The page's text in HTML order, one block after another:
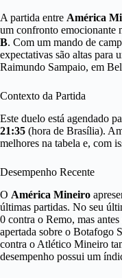
A partida entre América
um confronto emocionante
B. Com um mando de
expectativas são altas para
Raimundo Sampaio, em
Contexto da Partida
Este duelo está agendado
21:35 (hora de Brasília).
melhores na tabela e, com
Desempenho Recente
O América Mineiro
últimas partidas. No seu
0 contra o Remo, mas
apertada sobre o Botafogo
contra o Atlético Mineiro
desempenho possui um